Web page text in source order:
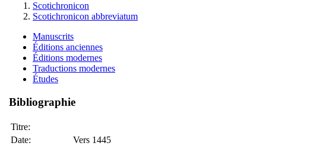
Scotichronicon
Scotichronicon abbreviatum
Manuscrits
Éditions anciennes
Éditions modernes
Traductions modernes
Études
Bibliographie
Titre:
Date:
Vers 1445